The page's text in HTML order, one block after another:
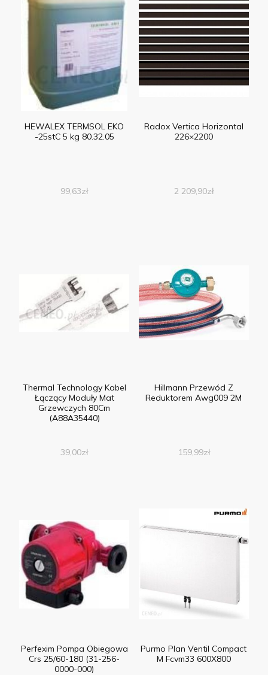
HEWALEX TERMSOL EKO
-25stC 5 kg 80.32.05
99,63zł
Radox Vertica Horizontal
226×2200
2 209,90zł
Thermal Technology Kabel
Łączący Moduły Mat
Grzewczych 80Cm
(A88A35440)
39,00zł
Hillmann Przewód Z
Reduktorem Awg009 2M
159,99zł
Perfexim Pompa Obiegowa
Crs 25/60-180 (31-256-
0000-000)
Purmo Plan Ventil Compact
M Fcvm33 600X800